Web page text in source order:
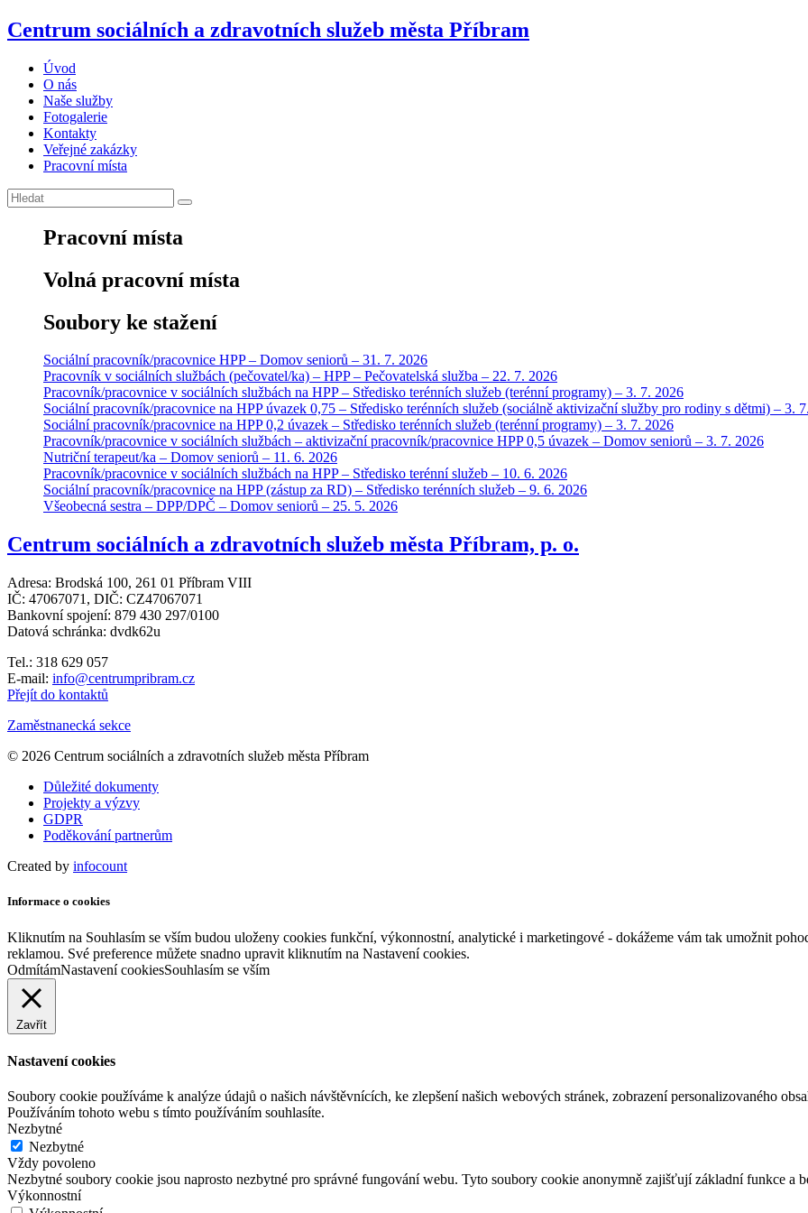
Centrum sociálních a zdravotních služeb města Příbram
Úvod
O nás
Naše služby
Fotogalerie
Kontakty
Veřejné zakázky
Pracovní místa
Pracovní místa
Volná pracovní místa
Soubory ke stažení
Sociální pracovník/pracovnice HPP – Domov seniorů – 31. 7. 2026
Pracovník v sociálních službách (pečovatel/ka) – HPP – Pečovatelská služba – 22. 7. 2026
Pracovník/pracovnice v sociálních službách na HPP – Středisko terénních služeb (terénní programy) – 3. 7. 2026
Sociální pracovník/pracovnice na HPP úvazek 0,75 – Středisko terénních služeb (sociálně aktivizační služby pro rodiny s dětmi) – 3.
Sociální pracovník/pracovnice na HPP 0,2 úvazek – Středisko terénních služeb (terénní programy) – 3. 7. 2026
Pracovník/pracovnice v sociálních službách – aktivizační pracovník/pracovnice HPP 0,5 úvazek – Domov seniorů – 3. 7. 2026
Nutriční terapeut/ka – Domov seniorů – 11. 6. 2026
Pracovník/pracovnice v sociálních službách na HPP – Středisko terénní služeb – 10. 6. 2026
Sociální pracovník/pracovnice na HPP (zástup za RD) – Středisko terénních služeb – 9. 6. 2026
Všeobecná sestra – DPP/DPČ – Domov seniorů – 25. 5. 2026
Centrum sociálních a zdravotních služeb města Příbram, p. o.
Adresa: Brodská 100, 261 01 Příbram VIII
IČ: 47067071, DIČ: CZ47067071
Bankovní spojení: 879 430 297/0100
Datová schránka: dvdk62u
Tel.: 318 629 057
E-mail: info@centrumpribram.cz
Přejít do kontaktů
Zaměstnanecká sekce
© 2026 Centrum sociálních a zdravotních služeb města Příbram
Důležité dokumenty
Projekty a výzvy
GDPR
Poděkování partnerům
Created by infocount
Informace o cookies
Kliknutím na Souhlasím se vším budou uloženy cookies funkční, výkonnostní, analytické i marketingové - dokážeme vám tak umožnit
reklamou. Své preference můžete snadno upravit kliknutím na Nastavení cookies.
OdmítámNastavení cookiesSouhlasím se vším
Zavřít
Nastavení cookies
Soubory cookie používáme k analýze údajů o našich návštěvnících, ke zlepšení našich webových stránek, zobrazení personalizovaného
Používáním tohoto webu s tímto používáním souhlasíte.
Nezbytné
Nezbytné
Vždy povoleno
Nezbytné soubory cookie jsou naprosto nezbytné pro správné fungování webu. Tyto soubory cookie anonymně zajišťují základní funkce a
Výkonnostní